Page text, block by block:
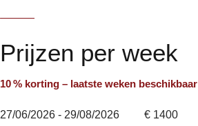
Prijzen per week
10 % korting – laatste weken beschikbaar
27/06/2026 - 29/08/2026
€ 1400